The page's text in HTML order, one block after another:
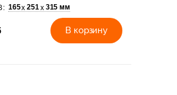
165х 251х 315 мм
В корзину